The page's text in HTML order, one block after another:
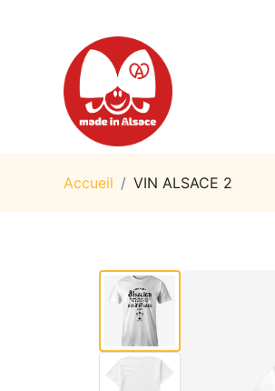
Accueil / VIN ALSACE 2